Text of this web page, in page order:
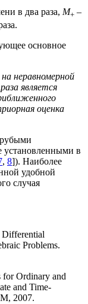
в два раза, M+ –
основное
неравномерной
является
оценка
установленными в
, 8]). Наиболее
удобной
случая
Problems.
Ordinary and
and Time-
2007.